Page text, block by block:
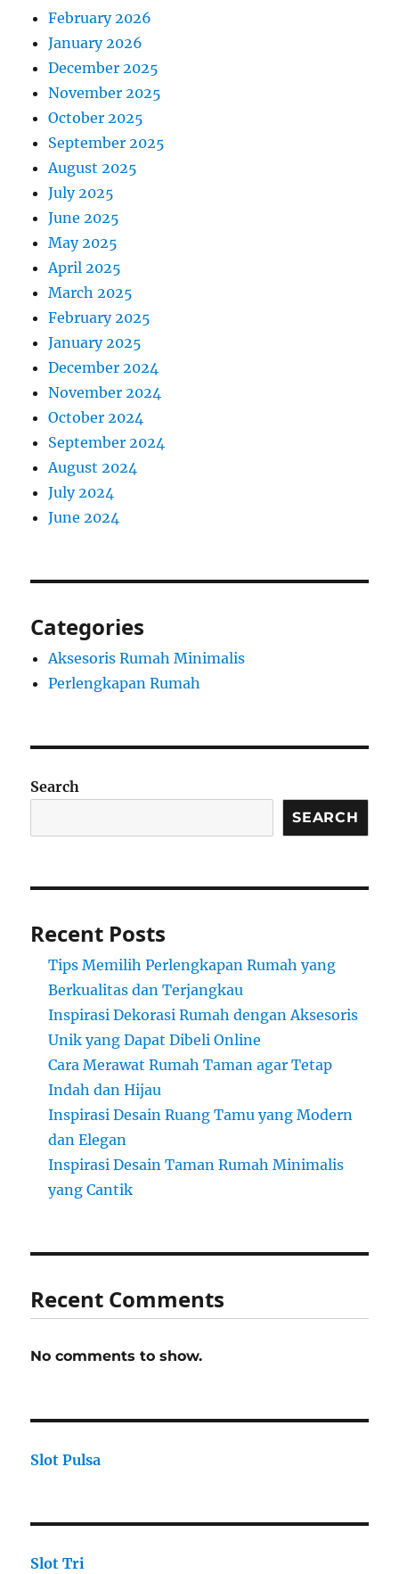
February 2026
January 2026
December 2025
November 2025
October 2025
September 2025
August 2025
July 2025
June 2025
May 2025
April 2025
March 2025
February 2025
January 2025
December 2024
November 2024
October 2024
September 2024
August 2024
July 2024
June 2024
Categories
Aksesoris Rumah Minimalis
Perlengkapan Rumah
Search
SEARCH
Recent Posts
Tips Memilih Perlengkapan Rumah yang
Berkualitas dan Terjangkau
Inspirasi Dekorasi Rumah dengan Aksesoris
Unik yang Dapat Dibeli Online
Cara Merawat Rumah Taman agar Tetap
Indah dan Hijau
Inspirasi Desain Ruang Tamu yang Modern
dan Elegan
Inspirasi Desain Taman Rumah Minimalis
yang Cantik
Recent Comments
No comments to show.
Slot Pulsa
Slot Tri